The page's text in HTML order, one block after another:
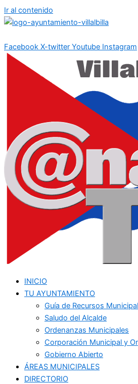
Ir al contenido
Facebook X-twitter Youtube Instagram
INICIO
TU AYUNTAMIENTO
Guía de Recursos
Saludo del Alcalde
Ordenanzas Municipales
Corporación Municipal y
Gobierno Abierto
ÁREAS MUNICIPALES
DIRECTORIO